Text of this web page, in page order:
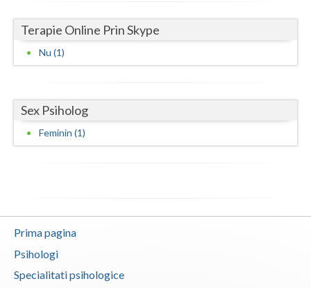
Ialomita
Iasi
Maramures
Mehedinti
Olt
Prahova
Salaj
Terapie Online Prin Skype
Nu (1)
Sex Psiholog
Feminin (1)
Prima pagina
Psihologi
Specialitati psihologice